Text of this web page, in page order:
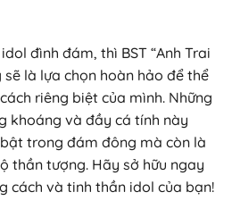
đình đám, thì BST “Anh Trai
sẽ là lựa chọn hoàn hảo để thể
riêng biệt của mình. Những
khoáng và đầy cá tính này
trong đám đông mà còn là
thần tượng. Hãy sở hữu ngay
cách và tinh thần idol của bạn!